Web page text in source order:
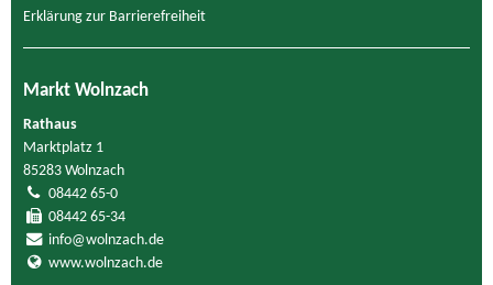
Erklärung zur Barrierefreiheit
Markt Wolnzach
Rathaus
Marktplatz 1
85283 Wolnzach
08442 65-0
08442 65-34
info@wolnzach.de
www.wolnzach.de